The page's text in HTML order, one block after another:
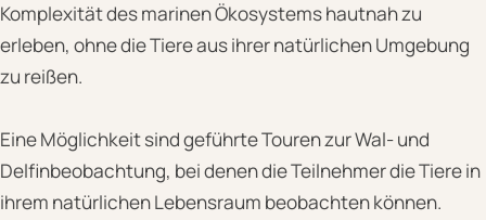
Komplexität des marinen Ökosystems hautnah zu
erleben, ohne die Tiere aus ihrer natürlichen Umgebung
zu reißen.
Eine Möglichkeit sind geführte Touren zur Wal- und
Delfinbeobachtung, bei denen die Teilnehmer die Tiere in
ihrem natürlichen Lebensraum beobachten können.